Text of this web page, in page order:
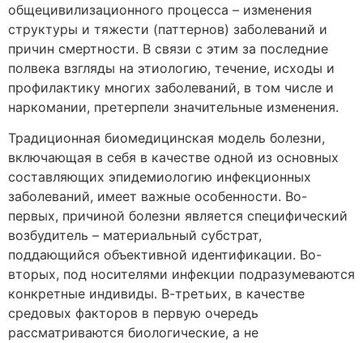
общецивилизационного процесса – изменения
структуры и тяжести (паттернов) заболеваний и
причин смертности. В связи с этим за последние
полвека взгляды на этиологию, течение, исходы и
профилактику многих заболеваний, в том числе и
наркомании, претерпели значительные изменения.
Традиционная биомедицинская модель болезни,
включающая в себя в качестве одной из основных
составляющих эпидемиологию инфекционных
заболеваний, имеет важные особенности. Во-
первых, причиной болезни является специфический
возбудитель – материальный субстрат,
поддающийся объективной идентификации. Во-
вторых, под носителями инфекции подразумеваются
конкретные индивиды. В-третьих, в качестве
средовых факторов в первую очередь
рассматриваются биологические, а не